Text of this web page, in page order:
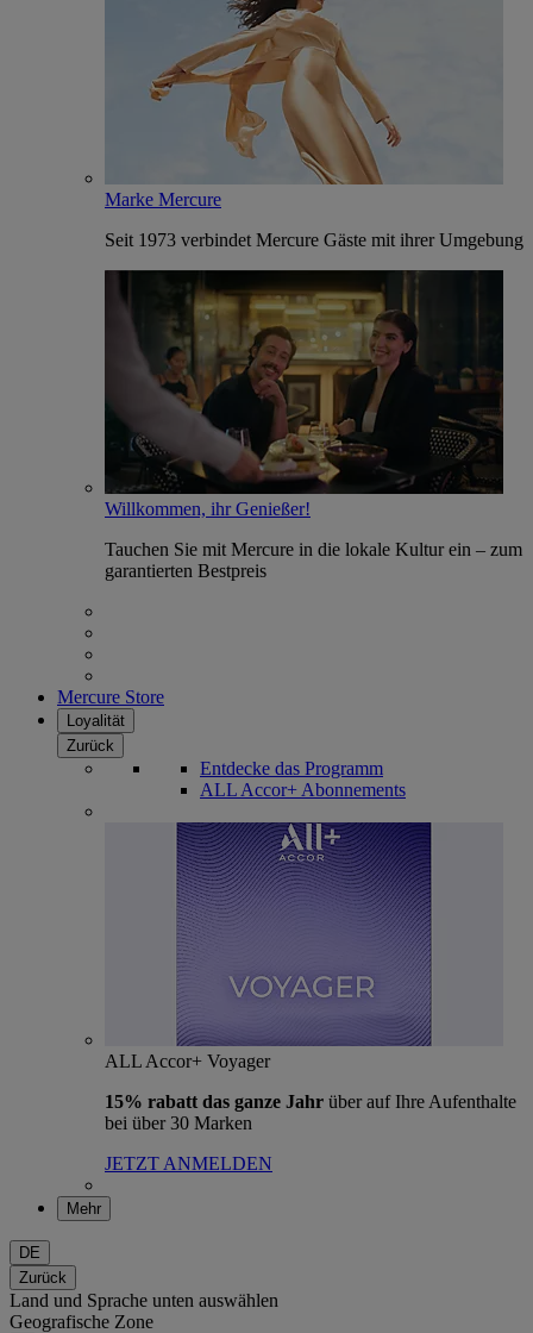
Marke Mercure
Seit 1973 verbindet Mercure Gäste mit ihrer Umgebung
Willkommen, ihr Genießer!
Tauchen Sie mit Mercure in die lokale Kultur ein – zum
garantierten Bestpreis
Mercure Store
Loyalität
Zurück
Entdecke das Programm
ALL Accor+ Abonnements
ALL Accor+ Voyager
15% rabatt das ganze Jahr über auf Ihre Aufenthalte
bei über 30 Marken
JETZT ANMELDEN
Mehr
DE
Zurück
Land und Sprache unten auswählen
Geografische Zone